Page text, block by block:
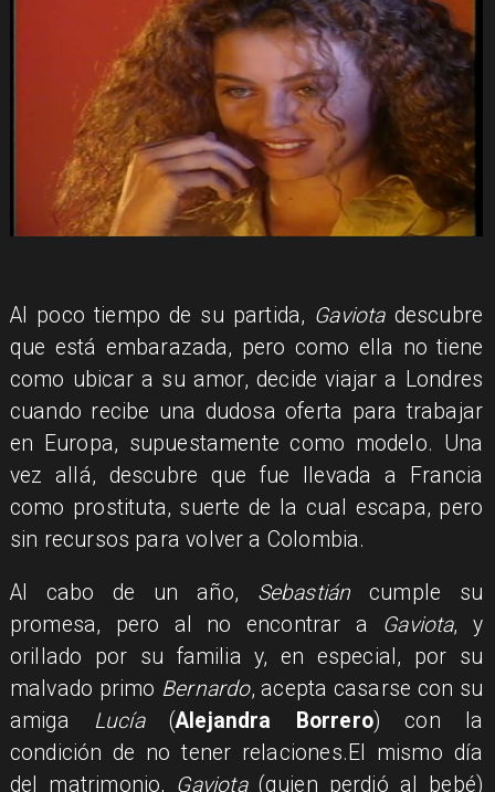
Al poco tiempo de su partida, Gaviotadescubre
que está embarazada, pero como ella no tiene
como ubicar a su amor, decide viajar a Londres
cuando recibe una dudosa oferta para trabajar
en Europa, supuestamente como modelo. Una
vez allá, descubre que fue llevada a Francia
como prostituta, suerte de la cual escapa, pero
sin recursos para volver a Colombia.
Al cabo de un año, Sebastián cumple su
promesa, pero al no encontrar a Gaviota, y
orillado por su familia y, en especial, por su
malvado primo Bernardo, acepta casarse con su
amiga Lucía(Alejandra Borrero) con la
condición de no tener relaciones.El mismo día
del matrimonio, Gaviota(quien perdió al bebé)